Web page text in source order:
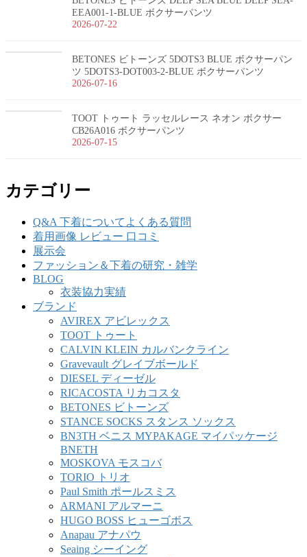
EEA001-1-BLUE ボクサーパンツ
2026-07-22
BETONES ビトーンズ 5DOTS3 BLUE ボクサーパン
ツ 5DOTS3-DOT003-2-BLUE ボクサーパンツ
2026-07-16
TOOT トゥート ラッセルレース ネオン ボクサー
CB26A016 ボクサーパンツ
2026-07-15
カテゴリー
Q&A 下着についてよくある質問
着用画像 レビュー 口コミ
展示会
ファッション＆下着の研究・雑学
BLOG
衣装協力実績
ブランド
AVIREX アビレックス
TOOT トゥート
CALVIN KLEIN カルバンクライン
Gravevault グレイブボールド
DIESEL ディーゼル
RICACOSTA リカコスタ
BETONES ビトーンズ
STANCE SOCKS スタンス ソックス
BN3TH ベニス MYPAKAGE マイパッケージ
BNETH
MOSKOVA モスコバ
TORIO トリオ
Paul Smith ポールスミス
ARMANI アルマーニ
HUGO BOSS ヒューゴボス
Anapau アナパウ
Seaing シーイング